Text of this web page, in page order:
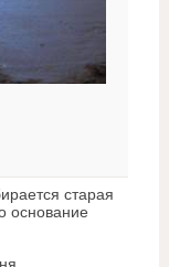
старая
основание